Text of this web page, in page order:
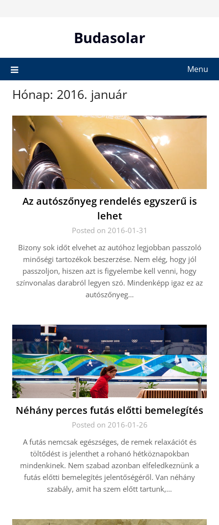
Budasolar
Menu
Hónap: 2016. január
Az autószőnyeg rendelés egyszerű is
lehet
Posted on 2016-01-31
Bizony sok időt elvehet az autóhoz legjobban passzoló
minőségi tartozékok beszerzése. Nem elég, hogy jól
passzoljon, hiszen azt is figyelembe kell venni, hogy
színvonalas darabról legyen szó. Mindenképp igaz ez az
autószőnyeg…
Néhány perces futás előtti bemelegítés
Posted on 2016-01-26
A futás nemcsak egészséges, de remek relaxációt és
töltődést is jelenthet a rohanó hétköznapokban
mindenkinek. Nem szabad azonban elfeledkeznünk a
futás előtti bemelegítés jelentőségéről. Van néhány
szabály, amit ha szem előtt tartunk,…